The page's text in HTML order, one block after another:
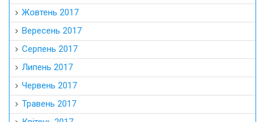
Жовтень 2017
Вересень 2017
Серпень 2017
Липень 2017
Червень 2017
Травень 2017